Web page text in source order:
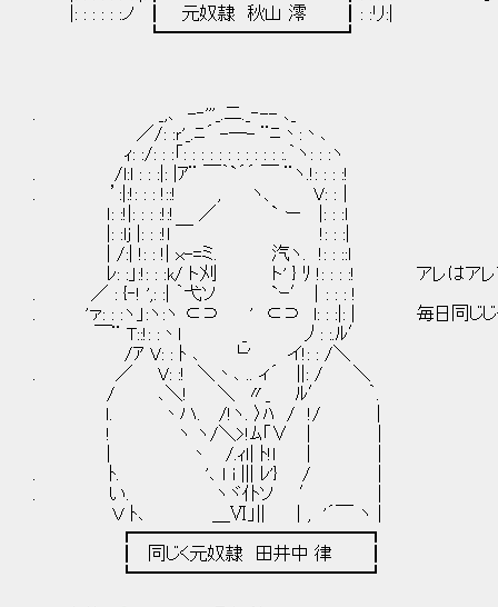
|: : : : : :ノ ┃ 元奴隷 秋山 澪 ┃: :リ:|
┗━━━━━━━━━━┛
. _,､ -‐'''_.二._‐-- ､_
／/: :ｒ'_.ﾆ´ -―- ¨ﾆ丶:丶､
ｨ: :/: : :「: : : : : : : : : : : :.｀ヽ: : :ヽ
. /l:l : : :|: |ｱ¨ ￣｀`´´ ￣ ¨ヽ.!: : : :!
. ’:|:!: : : !::! , ヽ、 V: :｜
ｌ: :!|: : : :!:! ／ ` ー |: : :l
|: :lj |: : :!l ￣ !: : :|
| /:| !: : !| ｘ-=ミ. 汽ヽ. !: : ::ｌ
ﾚ: :」:!: : :k/ ト刈 ト' } ﾘ !: : : :! アレはアレで美
. ／ : {‐! ',: :| ｀弋ソ `ｰ′｜: : : !
. 'ァ: : :ヽ」:ヽ:ヽ ⊂⊃ ' ⊂⊃ l: : :|: | 毎日同じじゃ
￣¨ T::!: :丶l _ 丿: :.ﾙ′
/ｱ V: : ﾄ ､ └' イ!: : /＼
. ／ V: :! ＼丶､ .. ィ´ ||: / ＼
/ ､＼! ＼ 〃_ ﾙ′ ｀.
ｌ. 丶ハ. /!ヽ. 〉ﾊ / !/ ｜
! ヽ ヽ/＼>!ﾑ「∨ | |
| 丶 /.ｨｌ| ﾄ!ｌ | |
. ﾄ. '､ ｌ i ||| ﾚ'} / |
. い. ヽヾ仆ソ ′ ｜
Ｖ ﾄ､ ＿Ⅵ」|| ｜, '´￣ ヽ |
┏━━━━━━━━━━━━━┓
┃ 同じく元奴隷 田井中 律 ┃
┗━━━━━━━━━━━━━┛